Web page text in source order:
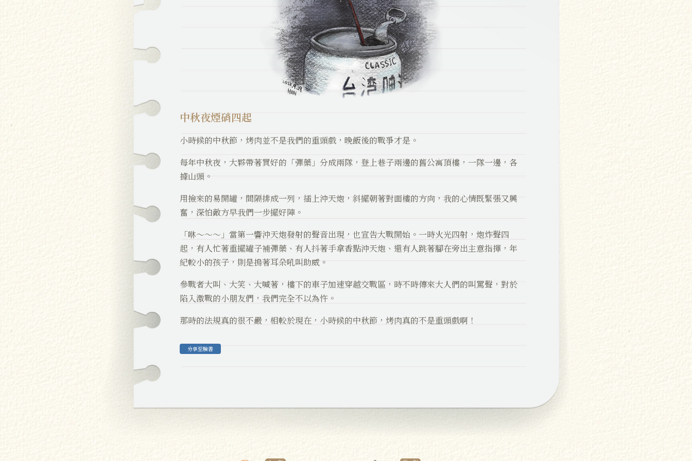
中秋夜煙硝四起
小時候的中秋節，烤肉並不是我們的重頭戲，晚飯後的戰爭才是。
每年中秋夜，大夥帶著買好的「彈藥」分成兩隊，登上巷子兩邊的舊公寓頂樓，一隊一邊，各
據山頭。
用撿來的易開罐，間隔排成一列，插上沖天炮，斜擺朝著對面樓的方向，我的心情既緊張又興
奮，深怕敵方早我們一步擺好陣。
「咻～～～」當第一響沖天炮發射的聲音出現，也宣告大戰開始。一時火光四射，炮炸聲四
起，有人忙著重擺罐子補彈藥、有人抖著手拿香點沖天炮、還有人跳著腳在旁出主意指揮，年
紀較小的孩子，則是摀著耳朵吼叫助威。
參戰者大叫、大笑、大喊著，樓下的車子加速穿越交戰區，時不時傳來大人們的叫罵聲，對於
陷入激戰的小朋友們，我們完全不以為忤。
那時的法規真的很不嚴，相較於現在，小時候的中秋節，烤肉真的不是重頭戲啊！
分享至臉書